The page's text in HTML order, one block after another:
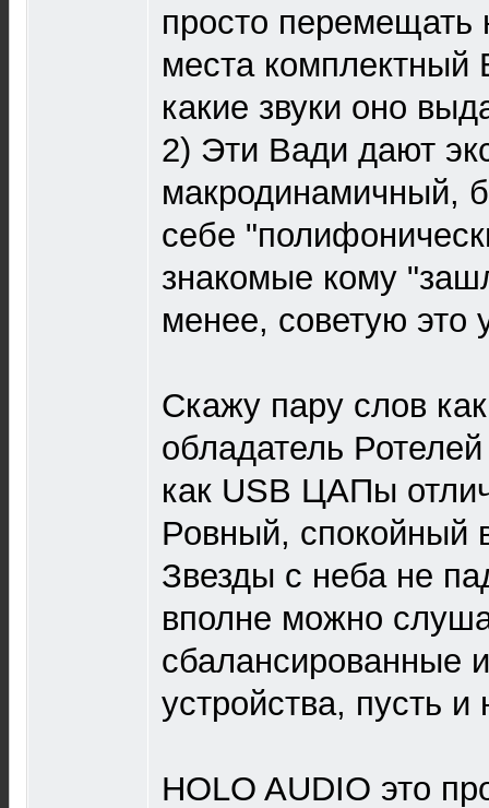
просто перемещать
места комплектный
какие звуки оно
2) Эти Вади дают
макродинамичный,
себе
знакомые кому
менее, советую это
Скажу пару слов
обладатель
как USB ЦАПы
Ровный, спокойный
Звезды с неба не
вполне можно
сбалансированные
устройства, пусть и
HOLO AUDIO это